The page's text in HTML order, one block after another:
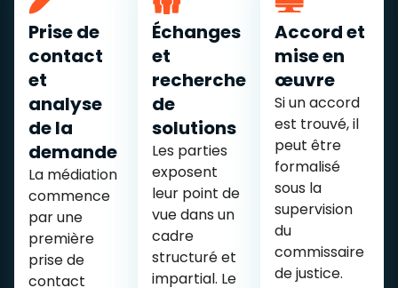
Prise de
contact
et
analyse
de la
demande
La médiation
commence
par une
première
prise de
contact
Échanges
et
recherche
de
solutions
Les parties
exposent
leur point de
vue dans un
cadre
structuré et
impartial. Le
Accord et
mise en
œuvre
Si un accord
est trouvé, il
peut être
formalisé
sous la
supervision
du
commissaire
de justice.